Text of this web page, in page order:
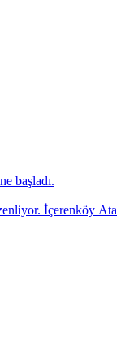
başladı.
İçerenköy